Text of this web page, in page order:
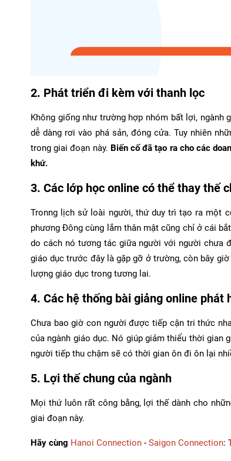
2. Phát triển đi kèm với thanh lọc
Không giống như trường hợp nhóm bất lợi,
dễ dàng rơi vào phá sản, đóng cửa. Tuy nhiên
trong giai đoạn này. Biến cố đã tạo ra cho các
khứ.
3. Các lớp học online có thể thay thế
Tronng lịch sử loài người, thứ duy trì tạo ra một
phương Đông cùng lắm thân mật cũng chỉ ở cái
do cách nó tương tác giữa người với người chưa
giáo dục trước đây là gặp gỡ ở trường, còn bây
lượng giáo dục trong tương lai.
4. Các hệ thống bài giảng online phát
Chưa bao giờ con người được tiếp cận tri thức
của ngành giáo dục. Nó giúp giảm thiểu thời gian
người tiếp thu chậm sẽ có thời gian ôn đi ôn lại
5. Lợi thế chung của ngành
Mọi thứ luôn rất công bằng, lợi thế dành cho
giai đoạn này.
Hãy cùng Hanoi Connection - Saigon Connection: